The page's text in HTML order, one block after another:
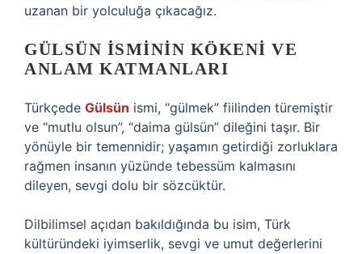
uzanan bir yolculuğa çıkacağız.
GÜLSÜN İSMININ KÖKENI VE
ANLAM KATMANLARI
Türkçede Gülsün ismi, “gülmek” fiilinden türemiştir
ve “mutlu olsun”, “daima gülsün” dileğini taşır. Bir
yönüyle bir temennidir; yaşamın getirdiği zorluklara
rağmen insanın yüzünde tebessüm kalmasını
dileyen, sevgi dolu bir sözcüktür.
Dilbilimsel açıdan bakıldığında bu isim, Türk
kültüründeki iyimserlik, sevgi ve umut değerlerini